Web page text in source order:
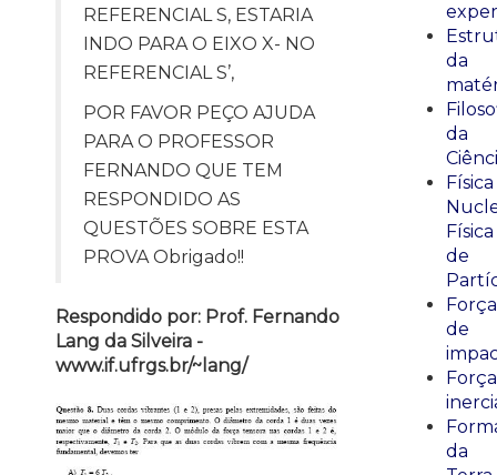
REFERENCIAL S, ESTARIA
INDO PARA O EIXO X- NO
REFERENCIAL S’,
POR FAVOR PEÇO AJUDA
PARA O PROFESSOR
FERNANDO QUE TEM
RESPONDIDO AS
QUESTÕES SOBRE ESTA
PROVA Obrigado!!
Respondido por: Prof. Fernando
Lang da Silveira -
www.if.ufrgs.br/~lang/
da
da
Física
Física
de
Força
de
da